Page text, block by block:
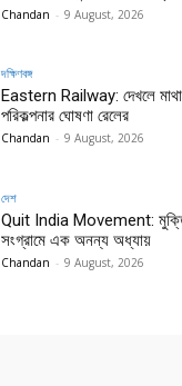
Chandan - 9 August, 2026
দক্ষিণবঙ্গ
Eastern Railway: দেখলে মাথা
পরিকল্পনার ঘোষণা রেলের
Chandan - 9 August, 2026
দেশ
Quit India Movement:
সংগ্রামে এক অনন্য অধ্যায়
Chandan - 9 August, 2026